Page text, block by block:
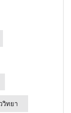
วิทยา